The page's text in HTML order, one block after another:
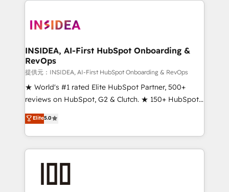
INSIDEA, AI-First HubSpot Onboarding &
RevOps
提供元：INSIDEA, AI-First HubSpot Onboarding & RevOps
★ World's #1 rated Elite HubSpot Partner, 500+
reviews on HubSpot, G2 & Clutch. ★ 150+ HubSpot
Certified Experts & Trainers across the team ★
1,500+ implementations across five continents ★ AI-
First, RevOps-led, Onboarding obsessed ★
Company of the Year 2024/25 INSIDEA helps
and build AI-powered workflows that drive adoption
Elite5.0